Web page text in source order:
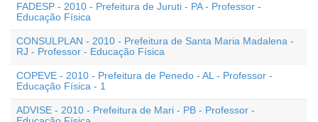
FADESP - 2010 - Prefeitura de Juruti - PA - Professor -
Educação Física
CONSULPLAN - 2010 - Prefeitura de Santa Maria Madalena -
RJ - Professor - Educação Física
COPEVE - 2010 - Prefeitura de Penedo - AL - Professor -
Educação Física - 1
ADVISE - 2010 - Prefeitura de Mari - PB - Professor -